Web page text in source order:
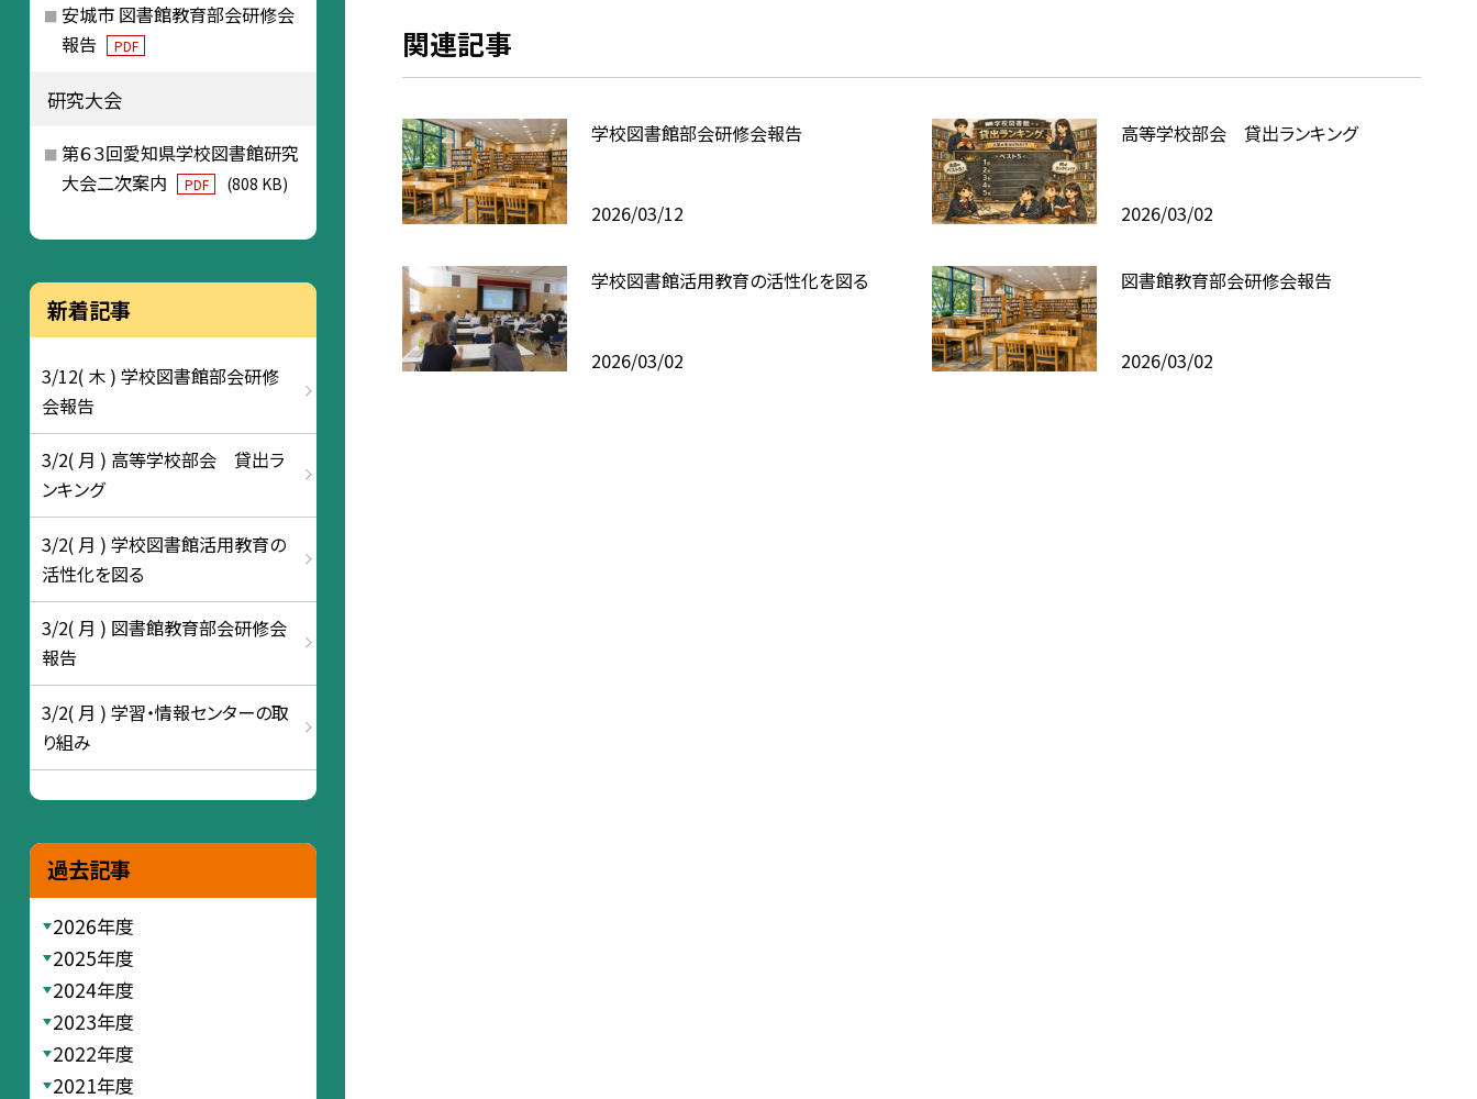
関連記事
学校図書館部会研修会報告
2026/03/12
高等学校部会 貸出ランキング
2026/03/02
学校図書館活用教育の活性化を図る
2026/03/02
図書館教育部会研修会報告
2026/03/02
安城市 図書館教育部会研修会
報告
PDF
研究大会
第６３回愛知県学校図書館研究
大会二次案内
PDF (808 KB)
新着記事
3/12( 木 ) 学校図書館部会研修
会報告
3/2( 月 ) 高等学校部会 貸出ラ
ンキング
3/2( 月 ) 学校図書館活用教育の
活性化を図る
3/2( 月 ) 図書館教育部会研修会
報告
3/2( 月 ) 学習・情報センターの取
り組み
過去記事
2026年度
2025年度
2024年度
2023年度
2022年度
2021年度